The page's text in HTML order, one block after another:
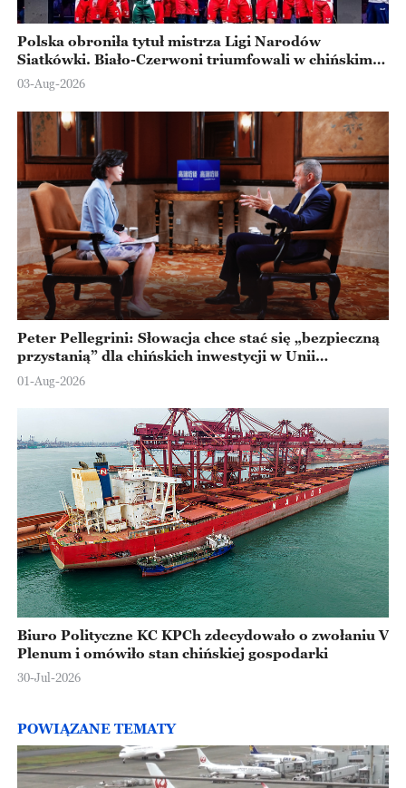
Polska obroniła tytuł mistrza Ligi Narodów
Siatkówki. Biało-Czerwoni triumfowali w chińskim
Ningbo
03-Aug-2026
Peter Pellegrini: Słowacja chce stać się „bezpieczną
przystanią” dla chińskich inwestycji w Unii
Europejskiej
01-Aug-2026
Biuro Polityczne KC KPCh zdecydowało o zwołaniu V
Plenum i omówiło stan chińskiej gospodarki
30-Jul-2026
POWIĄZANE TEMATY